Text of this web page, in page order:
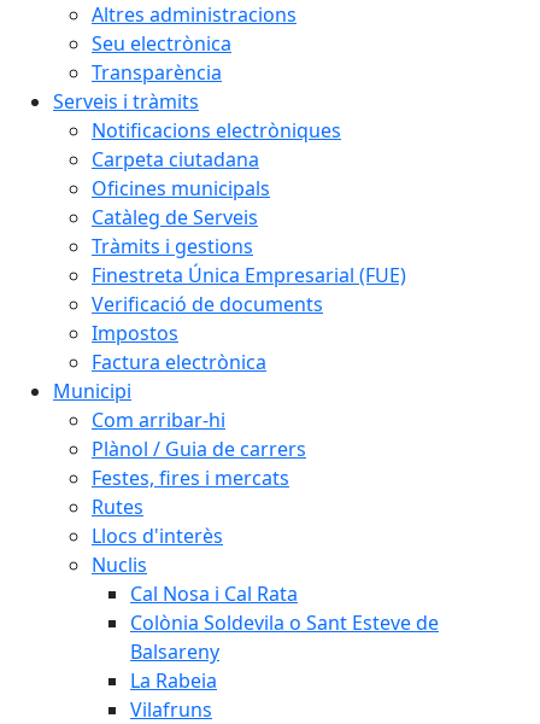
Altres administracions
Seu electrònica
Transparència
Serveis i tràmits
Notificacions electròniques
Carpeta ciutadana
Oficines municipals
Catàleg de Serveis
Tràmits i gestions
Finestreta Única Empresarial (FUE)
Verificació de documents
Impostos
Factura electrònica
Municipi
Com arribar-hi
Plànol / Guia de carrers
Festes, fires i mercats
Rutes
Llocs d'interès
Nuclis
Cal Nosa i Cal Rata
Colònia Soldevila o Sant Esteve de
Balsareny
La Rabeia
Vilafruns